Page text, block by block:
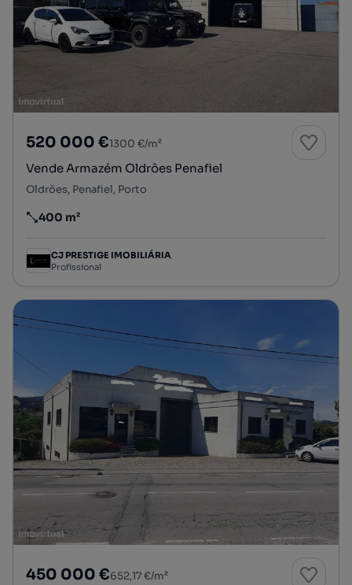
520 000 €1300 €/m²
Vende Armazém Oldrões Penafiel
Oldrões, Penafiel, Porto
Preço por metro quadrado
400 m²
CJ PRESTIGE IMOBILIÁRIA
Profissional
450 000 €652,17 €/m²